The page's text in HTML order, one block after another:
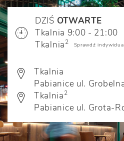
DZIŚ OTWARTE
Tkalnia 9:00 - 21:00
Tkalnia2 Sprawdź
Tkalnia
Pabianice ul.
Tkalnia2
Pabianice ul. Grota-